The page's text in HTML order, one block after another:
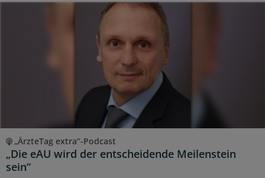
„ÄrzteTag extra“-Podcast
„Die eAU wird der entscheidende Meilenstein
sein“